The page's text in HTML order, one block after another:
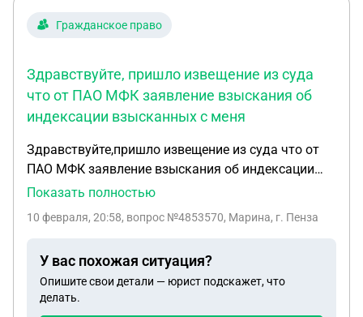
Гражданское право
Здравствуйте, пришло извещение из суда
что от ПАО МФК заявление взыскания об
индексации взысканных с меня
Здравствуйте,пришло извещение из суда что от
ПАО МФК заявление взыскания об индексации
взысканных с меня судом денежных сумм,просят
индексации сумм,договор был от 21 г,взыскали в
этого избежать или минимизировать
Показать полностью
10 февраля, 20:58, вопрос №4853570, Марина, г. Пенза
У вас похожая ситуация?
Опишите свои детали — юрист подскажет, что
делать.